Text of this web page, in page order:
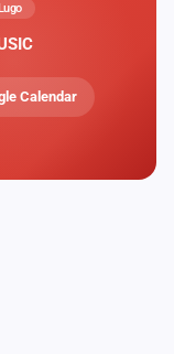
Lugo
Calendar